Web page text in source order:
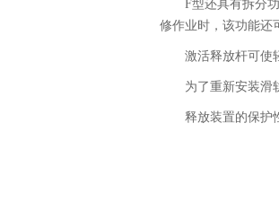
F型还具有拆分
修作业时，该功能还
激活释放杆可使
为了重新安装滑
释放装置的保护